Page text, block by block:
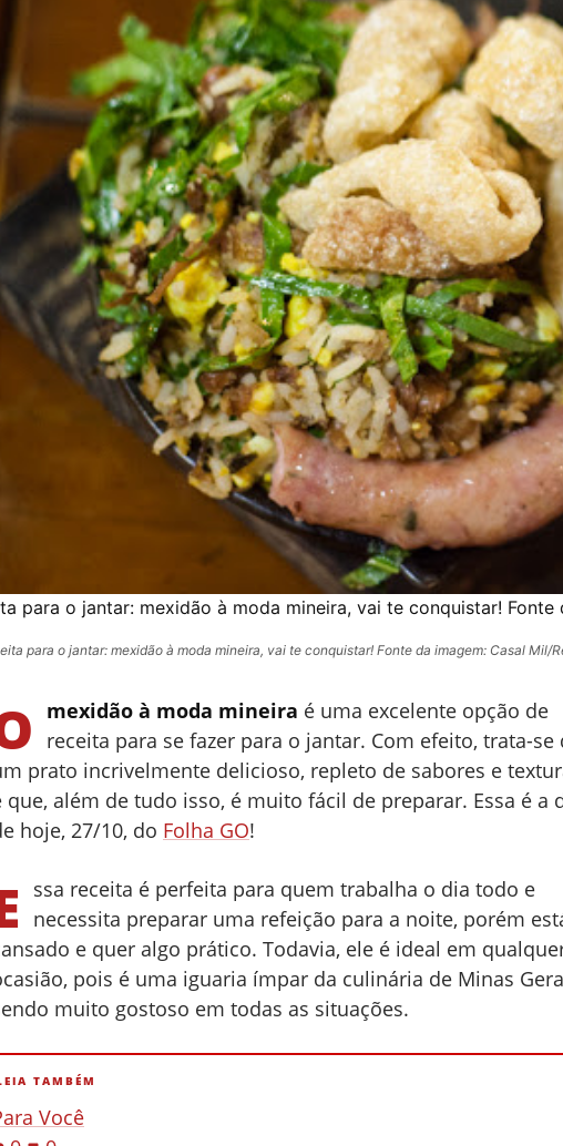
para o jantar: mexidão à moda mineira, vai te conquistar!
para o jantar: mexidão à moda mineira, vai te conquistar! Fonte da imagem: Casal Mil/
mexidão à moda mineira é uma excelente opção de
receita para se fazer para o jantar. Com efeito, trata-se
prato incrivelmente delicioso, repleto de sabores e
que, além de tudo isso, é muito fácil de preparar. Essa é a
hoje, 27/10, do Folha GO!
ssa receita é perfeita para quem trabalha o dia todo e
necessita preparar uma refeição para a noite, porém
e quer algo prático. Todavia, ele é ideal em
pois é uma iguaria ímpar da culinária de Minas
muito gostoso em todas as situações.
TAMBÉM
Você